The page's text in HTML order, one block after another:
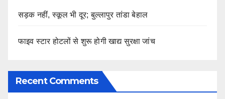
सड़क नहीं, स्कूल भी दूर; बुल्लापुर तांडा बेहाल
फाइव स्टार होटलों से शुरू होगी खाद्य सुरक्षा जांच
Recent Comments